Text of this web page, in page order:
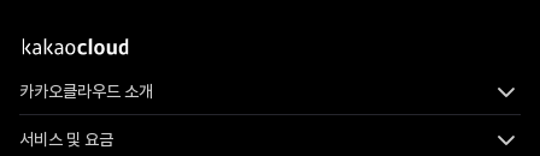
카카오클라우드 소개
서비스 및 요금